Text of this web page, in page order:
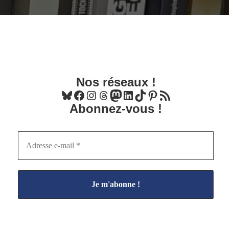
Nos réseaux !
Bluesky Facebook Instagram Threads Mastodon LinkedIn TikTok Pinterest
Flux RSS
Abonnez-vous !